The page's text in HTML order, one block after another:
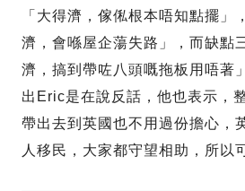
「大得濟，傢俬根本唔知點擺」
濟，會喺屋企蕩失路」，而缺點
濟，搞到帶咗八頭嘅拖板用唔著
出Eric是在說反話，他也表示，
帶出去到英國也不用過份擔心，
人移民，大家都守望相助，所以